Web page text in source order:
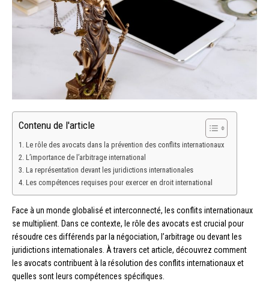
Contenu de l'article
Le rôle des avocats dans la prévention des conflits internationaux
L’importance de l’arbitrage international
La représentation devant les juridictions internationales
Les compétences requises pour exercer en droit international
Face à un monde globalisé et interconnecté, les conflits internationaux
se multiplient. Dans ce contexte, le rôle des avocats est crucial pour
résoudre ces différends par la négociation, l’arbitrage ou devant les
juridictions internationales. À travers cet article, découvrez comment
les avocats contribuent à la résolution des conflits internationaux et
quelles sont leurs compétences spécifiques.